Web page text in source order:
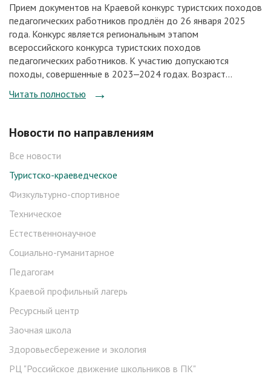
Прием документов на Краевой конкурс туристских походов
педагогических работников продлён до 26 января 2025
года. Конкурс является региональным этапом
всероссийского конкурса туристских походов
педагогических работников. К участию допускаются
походы, совершенные в 2023‒2024 годах. Возраст...
Читать полностью
Новости по направлениям
Все новости
Туристско-краеведческое
Физкультурно-спортивное
Техническое
Естественнонаучное
Социально-гуманитарное
Педагогам
Краевой профильный лагерь
Ресурсный центр
Заочная школа
Здоровьесбережение и экология
РЦ "Российское движение школьников в ПК"